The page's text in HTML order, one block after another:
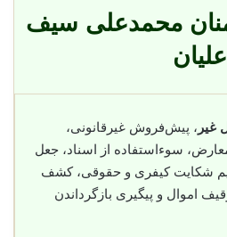
محمدعلی سیف
علیان
غیر ، پیش‌فروش غیرقانونی،
سوء‌استفاده از اسناد، جعل
شکایت کیفری و حقوقی، کشف
اموال و پیگیری بازگرداندن